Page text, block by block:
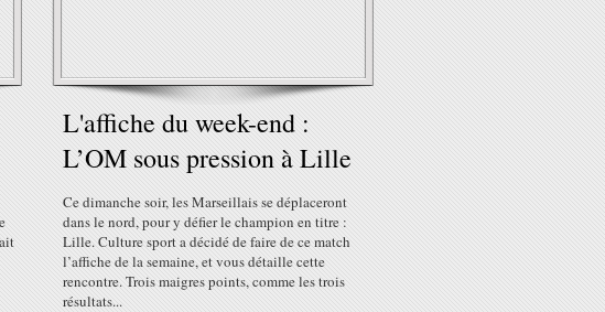
L'affiche du week-end :
L’OM sous pression à Lille
Ce dimanche soir, les Marseillais se déplaceront
dans le nord, pour y défier le champion en titre :
Lille. Culture sport a décidé de faire de ce match
l’affiche de la semaine, et vous détaille cette
rencontre. Trois maigres points, comme les trois
résultats...